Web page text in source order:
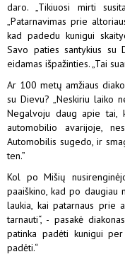
daro. „Tikiuosi mirti
„Patarnavimas prie
kad padedu kunigui
Savo paties santykius su
eidamas išpažinties. „Tai
Ar 100 metų amžiaus
su Dievu? „Neskiriu laiko
Negalvoju daug apie tai,
automobilio avarijoje,
Automobilis sugedo, ir
ten.”
Kol po Mišių
paaiškino, kad po daugiau
laukia, kai patarnaus prie
tarnauti“, - pasakė
patinka padėti kunigui
padėti.“